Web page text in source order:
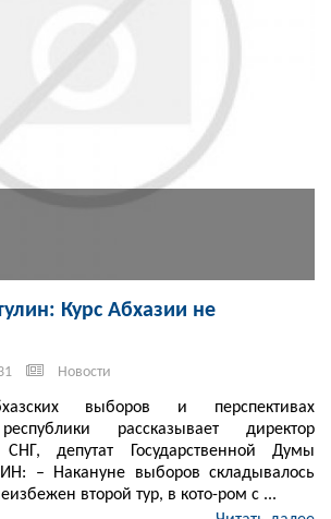
Курс Абхазии не
Новости
выборов и перспективах
рассказывает директор
СНГ, депутат Государственной Думы
– Накануне выборов складывалось
второй тур, в кото-ром с ...